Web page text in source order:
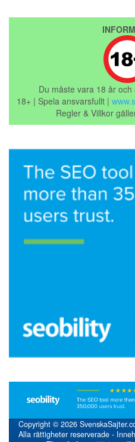
Du måste vara 18 år
18+ | Spela ansvarsfullt |
Regler & Villkor
Copyright © 2026
Alla rättigheter reserverade -